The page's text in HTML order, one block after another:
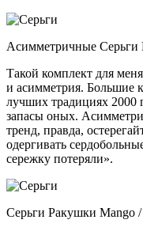
Асимметричные Серьги
Такой комплект для
и асимметрия. Большие
лучших традициях
запасы оных.
тренд, правда,
одергивать
сережку потеряли».
Серьги Ракушки Mango